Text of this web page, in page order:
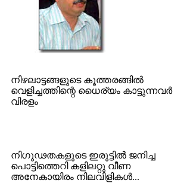
നിഴലാട്ടങ്ങളുടെ കൂത്തരങ്ങില്‍
വെളിച്ചത്തിന്റെ ധൈര്യം കാട്ടുന്നവര്‍
വിരളം
നിഗൂഢതകളുടെ ഇരുട്ടില്‍ ജനിച്ച
പൊട്ടിത്തെറി കളിലറ്റു വീണ
അനേകായിരം നിലവിളികള്‍...